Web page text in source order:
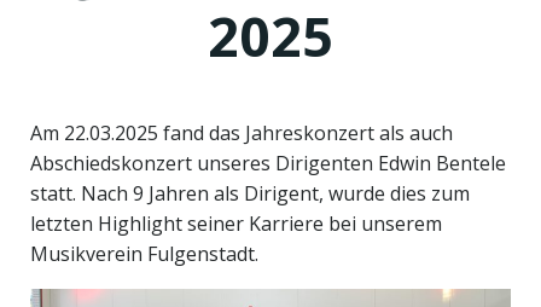
2025
Am 22.03.2025 fand das Jahreskonzert als auch
Abschiedskonzert unseres Dirigenten Edwin Bentele
statt. Nach 9 Jahren als Dirigent, wurde dies zum
letzten Highlight seiner Karriere bei unserem
Musikverein Fulgenstadt.